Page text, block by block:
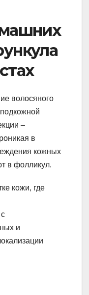
волосяного
–
в
кожных
в фолликул.
кожи, где
и